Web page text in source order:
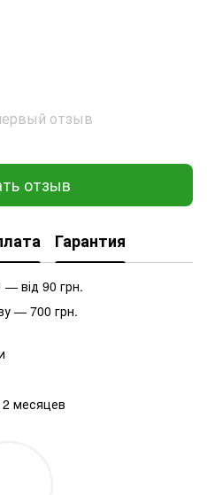
отзыв
отзыв
Гарантия
від 90 грн.
— 700 грн.
месяцев